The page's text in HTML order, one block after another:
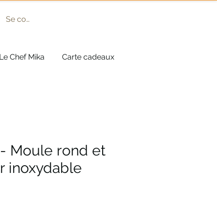
Se connecter
Le Chef Mika Carte cadeaux
Moule rond et
inoxydable